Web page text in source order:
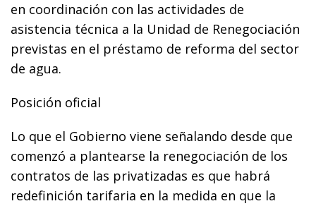
en coordinación con las actividades de
asistencia técnica a la Unidad de Renegociación
previstas en el préstamo de reforma del sector
de agua.
Posición oficial
Lo que el Gobierno viene señalando desde que
comenzó a plantearse la renegociación de los
contratos de las privatizadas es que habrá
redefinición tarifaria en la medida en que la